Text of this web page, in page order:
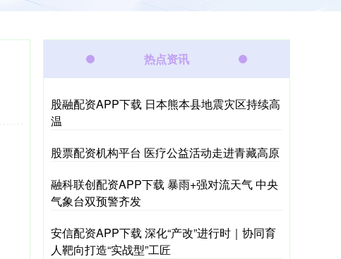
热点资讯
股融配资APP下载 日本熊本县地震灾区持续高
温
股票配资机构平台 医疗公益活动走进青藏高原
融科联创配资APP下载 暴雨+强对流天气 中央
气象台双预警齐发
安信配资APP下载 深化“产改”进行时｜协同育
人靶向打造“实战型”工匠